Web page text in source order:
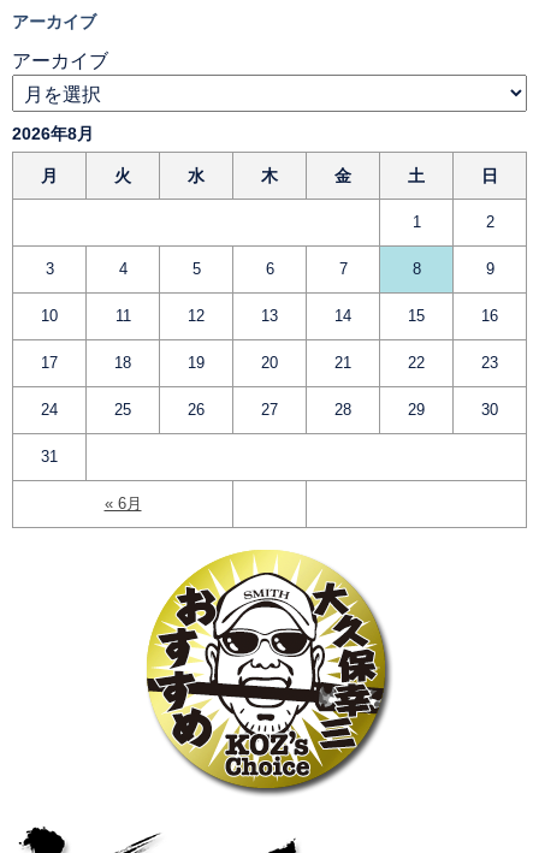
アーカイブ
アーカイブ
2026年8月
月 火 水 木 金 土 日
« 6月
1 2
3 4 5 6 7 8 9
10 11 12 13 14 15 16
17 18 19 20 21 22 23
24 25 26 27 28 29 30
31